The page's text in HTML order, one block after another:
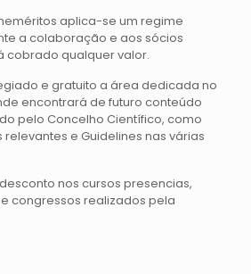
aplica-se um regime
a colaboração e aos sócios
cobrado qualquer valor.
e gratuito a área dedicada no
encontrará de futuro conteúdo
pelo Concelho Científico, como
e Guidelines nas várias
nos cursos presencias,
congressos realizados pela